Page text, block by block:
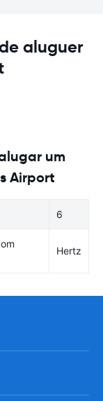
aluguer
um
Airport
6
Hertz